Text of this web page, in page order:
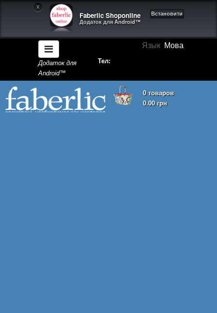
X
Faberlic Shoponline
Додаток для Android™
Встановити
Язык Мова
Додаток для
Android™
Тел:
0 товаров
0.00 грн
Кошик покупок порожній!